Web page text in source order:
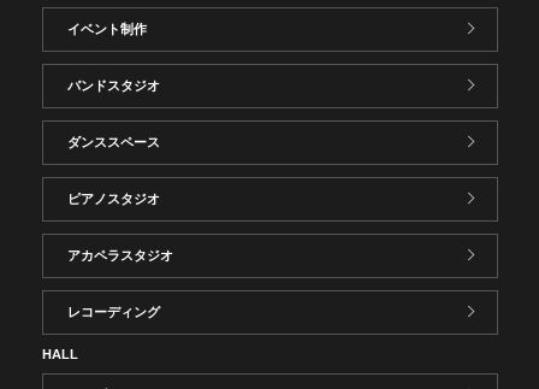
イベント制作
バンドスタジオ
ダンススペース
ピアノスタジオ
アカペラスタジオ
レコーディング
HALL